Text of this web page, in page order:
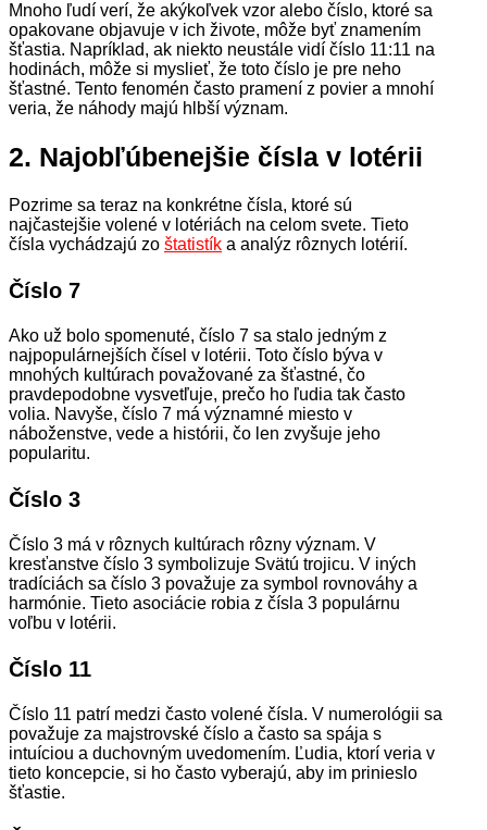
Mnoho ľudí verí, že akýkoľvek vzor alebo číslo, ktoré sa
opakovane objavuje v ich živote, môže byť znamením
šťastia. Napríklad, ak niekto neustále vidí číslo 11:11 na
hodinách, môže si myslieť, že toto číslo je pre neho
šťastné. Tento fenomén často pramení z povier a mnohí
veria, že náhody majú hlbší význam.
2. Najobľúbenejšie čísla v lotérii
Pozrime sa teraz na konkrétne čísla, ktoré sú
najčastejšie volené v lotériách na celom svete. Tieto
čísla vychádzajú zo štatistík a analýz rôznych lotérií.
Číslo 7
Ako už bolo spomenuté, číslo 7 sa stalo jedným z
najpopulárnejších čísel v lotérii. Toto číslo býva v
mnohých kultúrach považované za šťastné, čo
pravdepodobne vysvetľuje, prečo ho ľudia tak často
volia. Navyše, číslo 7 má významné miesto v
náboženstve, vede a histórii, čo len zvyšuje jeho
popularitu.
Číslo 3
Číslo 3 má v rôznych kultúrach rôzny význam. V
kresťanstve číslo 3 symbolizuje Svätú trojicu. V iných
tradíciách sa číslo 3 považuje za symbol rovnováhy a
harmónie. Tieto asociácie robia z čísla 3 populárnu
voľbu v lotérii.
Číslo 11
Číslo 11 patrí medzi často volené čísla. V numerológii sa
považuje za majstrovské číslo a často sa spája s
intuíciou a duchovným uvedomením. Ľudia, ktorí veria v
tieto koncepcie, si ho často vyberajú, aby im prinieslo
šťastie.